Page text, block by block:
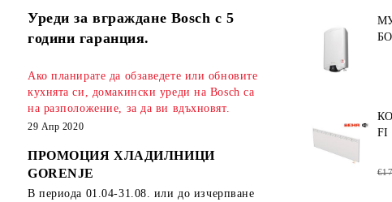
Уреди за вграждане Bosch с 5
години гаранция.
Ако планирате да обзаведете или обновите
кухнята си, домакински уреди на Bosch са
на разположение, за да ви вдъхновят.
29 Апр 2020
ПРОМОЦИЯ ХЛАДИЛНИЦИ
GORENJE
В периода 01.04-31.08.
или до изчерпване
FI